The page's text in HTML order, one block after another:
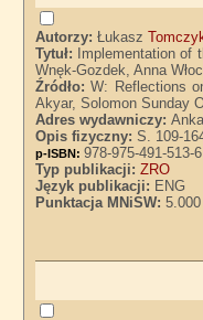
Autorzy:Łukasz
Tytuł:
Implementation of
Wnęk-Gozdek, Anna
Źródło:W: Reflections
Akyar, Solomon Sunday
Adres wydawniczy:
Opis fizyczny:S. 109-
p-ISBN:978-975-491-513-6
Typ publikacji:ZRO
Język publikacji: ENG
Punktacja MNiSW:5.000